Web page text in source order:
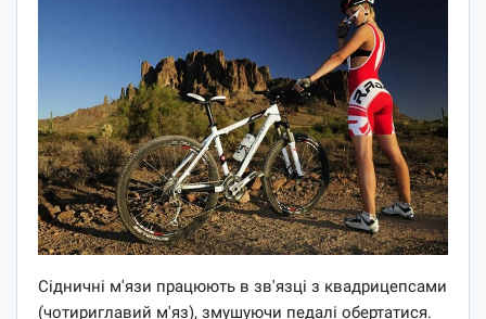
Сідничні м'язи працюють в зв'язці з квадрицепсами
(чотириглавий м'яз), змушуючи педалі обертатися.